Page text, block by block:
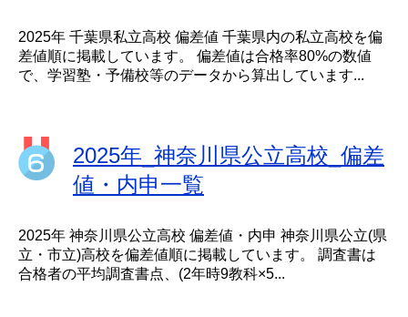
2025年 千葉県私立高校 偏差値 千葉県内の私立高校を偏
差値順に掲載しています。 偏差値は合格率80%の数値
で、学習塾・予備校等のデータから算出しています...
2025年_神奈川県公立高校_偏差
値・内申一覧
2025年 神奈川県公立高校 偏差値・内申 神奈川県公立(県
立・市立)高校を偏差値順に掲載しています。 調査書は
合格者の平均調査書点、(2年時9教科×5...